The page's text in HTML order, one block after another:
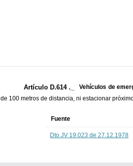
Artículo D.614 ._ Vehículos de
de 100 metros de distancia, ni estacionar
Fuente
Dto.JV 19.023 de 27.12.1978